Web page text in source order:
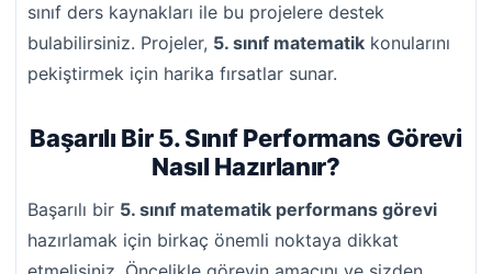
sınıf ders kaynakları ile bu projelere destek
bulabilirsiniz. Projeler, 5. sınıf matematik konularını
pekiştirmek için harika fırsatlar sunar.
Başarılı Bir 5. Sınıf Performans Görevi
Nasıl Hazırlanır?
Başarılı bir 5. sınıf matematik performans görevi
hazırlamak için birkaç önemli noktaya dikkat